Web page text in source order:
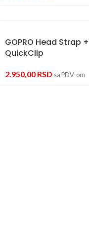
GOPRO Head Strap +
QuickClip
2.950,00 RSD sa PDV-om